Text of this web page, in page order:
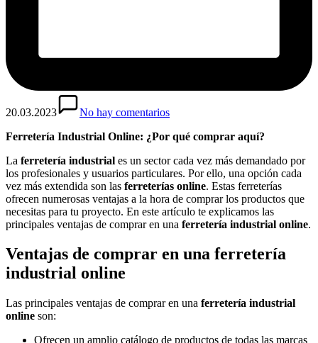
20.03.2023
No hay comentarios
Ferretería Industrial Online: ¿Por qué comprar aquí?
La ferretería industrial es un sector cada vez más demandado por
los profesionales y usuarios particulares. Por ello, una opción cada
vez más extendida son las ferreterías online. Estas ferreterías
ofrecen numerosas ventajas a la hora de comprar los productos que
necesitas para tu proyecto. En este artículo te explicamos las
principales ventajas de comprar en una ferretería industrial online.
Ventajas de comprar en una ferretería
industrial online
Las principales ventajas de comprar en una ferretería industrial
online son:
Ofrecen un amplio catálogo de productos de todas las marcas